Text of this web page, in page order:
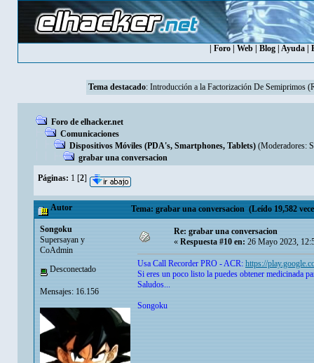
Foro| Web| Blog| Ayuda|
Tema destacado: Introducción a la Factorización De Semiprimos
Foro de elhacker.net
Comunicaciones
Dispositivos Móviles (PDA's, Smartphones, Tablets) (Moderadores:
grabar una conversacion
Páginas: 1 [2]
Autor Tema: grabar una conversacion (Leído 19,582
Songoku
Supersayan y
CoAdmin
Desconectado
Mensajes: 16.156
Re: grabar una conversacion
«Respuesta #10 en:26 Mayo 2023,
Usa Call Recorder PRO - ACR:https://
Si eres un poco listo la puedes obtener medicinada
Saludos...
Songoku